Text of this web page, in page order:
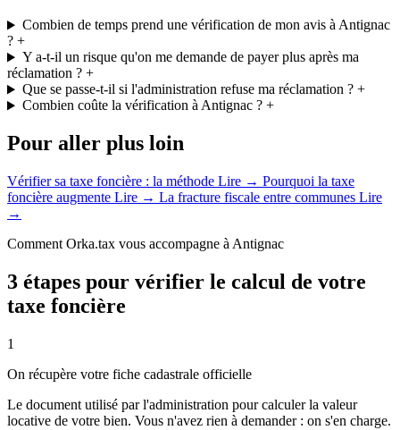
Combien de temps prend une vérification de mon avis à Antignac
? +
Y a-t-il un risque qu'on me demande de payer plus après ma
réclamation ? +
Que se passe-t-il si l'administration refuse ma réclamation ?+
Combien coûte la vérification à Antignac ?+
Pour aller plus loin
Vérifier sa taxe foncière : la méthode Lire → Pourquoi la taxe
foncière augmente Lire → La fracture fiscale entre communes Lire
→
Comment Orka.tax vous accompagne à Antignac
3 étapes pour vérifier le calcul de votre
taxe foncière
1
On récupère votre fiche cadastrale officielle
Le document utilisé par l'administration pour calculer la valeur
locative de votre bien. Vous n'avez rien à demander : on s'en charge.